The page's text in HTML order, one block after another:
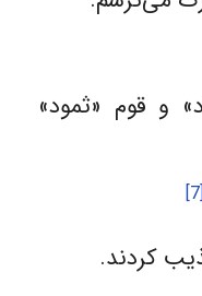
و قوم «ثمود»
[7]
کردند.